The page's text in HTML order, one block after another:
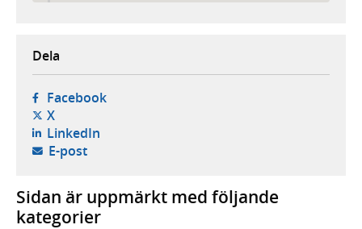
Dela
Facebook- öppnas i ny flik, extern webbplats,
X- öppnas i ny flik, extern webbplats,
LinkedIn- öppnas i ny flik, extern webbplats,
E-post- öppnar din e-postklient,
Sidan är uppmärkt med följande
kategorier